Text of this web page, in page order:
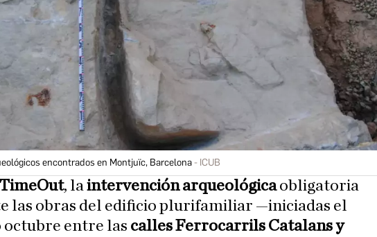
encontrados en Montjuïc, Barcelona ICUB
TimeOut, laintervención arqueológicaobligatoria
las obras del edificio plurifamiliar —iniciadas el
octubre entre las calles Ferrocarrils Catalans y